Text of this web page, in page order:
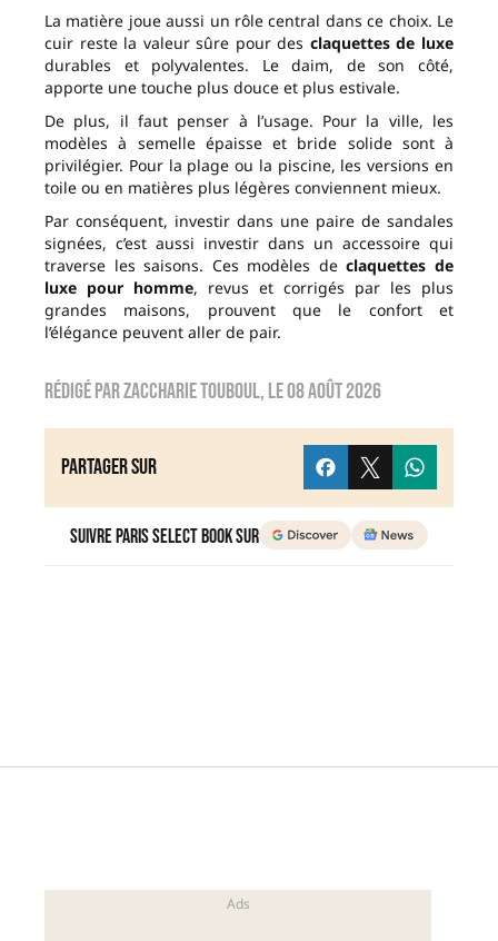
La matière joue aussi un rôle central dans ce choix. Le
cuir reste la valeur sûre pour des claquettes de luxe
durables et polyvalentes. Le daim, de son côté,
apporte une touche plus douce et plus estivale.
De plus, il faut penser à l’usage. Pour la ville, les
modèles à semelle épaisse et bride solide sont à
privilégier. Pour la plage ou la piscine, les versions en
toile ou en matières plus légères conviennent mieux.
Par conséquent, investir dans une paire de sandales
signées, c’est aussi investir dans un accessoire qui
traverse les saisons. Ces modèles declaquettes de
luxe pour homme, revus et corrigés par les plus
grandes maisons, prouvent que le confort et
l’élégance peuvent aller de pair.
Rédigé parzaccharie touboul, le08 août 2026
Partager sur
Suivre Paris Select Book sur